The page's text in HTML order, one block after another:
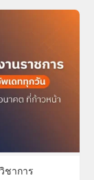
ชาการ